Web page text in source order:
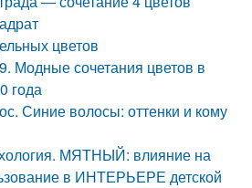
цветов
Модные сочетания цветов в
года
Синие волосы: оттенки и кому
МЯТНЫЙ: влияние на
в ИНТЕРЬЕРЕ детской